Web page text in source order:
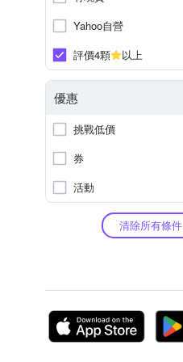
Yahoo自營
評價4顆
以上
優惠
挑戰低價
券
活動
清除所有條件